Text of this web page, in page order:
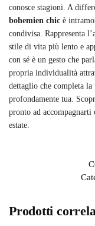
conosce stagioni. A
bohemien chic è
condivisa. Rappresenta
stile di vita più lento e
con sé è un gesto che
propria individualità
dettaglio che completa
profondamente tua.
pronto ad accompagnarti
estate.
Prodotti